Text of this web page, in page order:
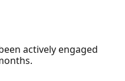
actively engaged